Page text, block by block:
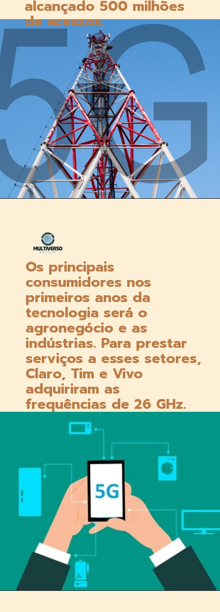
alcançado 500 milhões
de acessos.
Os principais
consumidores nos
primeiros anos da
tecnologia será o
agronegócio e as
indústrias. Para prestar
serviços a esses setores,
Claro, Tim e Vivo
adquiriram as
frequências de 26 GHz.